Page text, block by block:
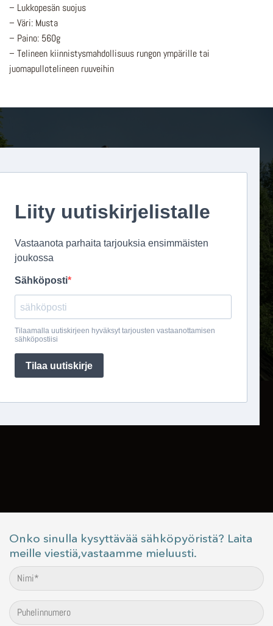
– Lukkopesän suojus
– Väri: Musta
– Paino: 560g
– Telineen kiinnistysmahdollisuus rungon ympärille tai
juomapullotelineen ruuveihin
Onko sinulla kysyttävää sähköpyöristä? Laita
meille viestiä,vastaamme mieluusti.